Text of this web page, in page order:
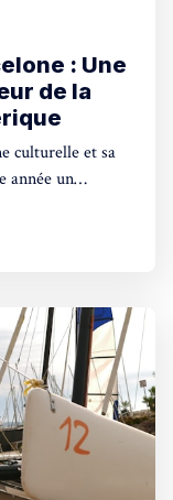
: Une
de la
culturelle et sa
année un